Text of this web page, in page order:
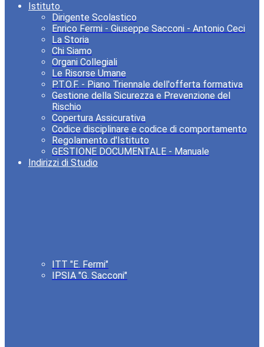
Istituto
Dirigente Scolastico
Enrico Fermi - Giuseppe Sacconi - Antonio Ceci
La Storia
Chi Siamo
Organi Collegiali
Le Risorse Umane
P.T.O.F. - Piano Triennale dell'offerta formativa
Gestione della Sicurezza e Prevenzione del
Rischio
Copertura Assicurativa
Codice disciplinare e codice di comportamento
Regolamento d'Istituto
GESTIONE DOCUMENTALE - Manuale
Indirizzi di Studio
ITT "E. Fermi"
IPSIA "G. Sacconi"